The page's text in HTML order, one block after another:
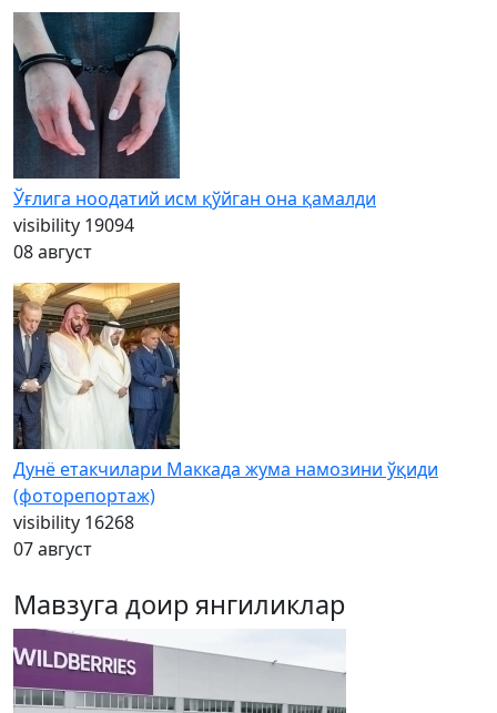
Ўғлига ноодатий исм қўйган она қамалди
visibility 19094
08 август
Дунё етакчилари Маккада жума намозини ўқиди
(фоторепортаж)
visibility 16268
07 август
Мавзуга доир янгиликлар